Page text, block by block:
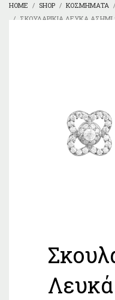
HOME SHOP ΚΟΣΜΉΜΑΤΑ
ΣΚΟΥΛΑΡΊΚΙΑ ΛΕΥΚΆ ΑΣΉΜΙ